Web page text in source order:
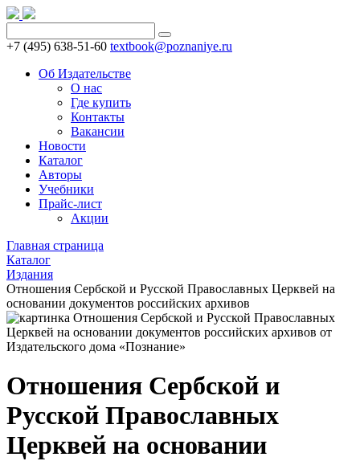
+7 (495) 638-51-60 textbook@poznaniye.ru
Об Издательстве
О нас
Где купить
Контакты
Вакансии
Новости
Каталог
Авторы
Учебники
Прайс-лист
Акции
Главная страница
Каталог
Издания
Отношения Сербской и Русской Православных Церквей на
основании документов российских архивов
Отношения Сербской и
Русской Православных
Церквей на основании